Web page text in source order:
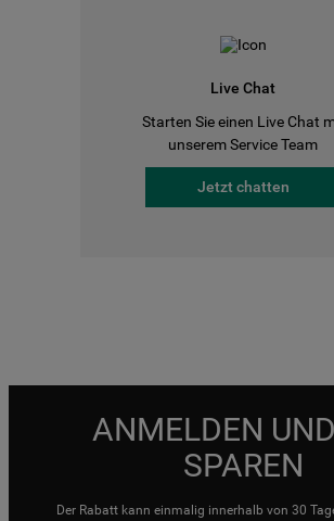
Live Chat
Starten Sie einen Live Chat
unserem Service Team
Jetzt chatten
ANMELDEN
SPAREN
Der Rabatt kann einmalig innerhalb von 30